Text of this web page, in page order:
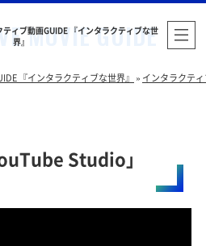
ィブ動画GUIDE 『インタラクティブな世
界』
『インタラクティブな世界』 » インタラクテ
Studio」